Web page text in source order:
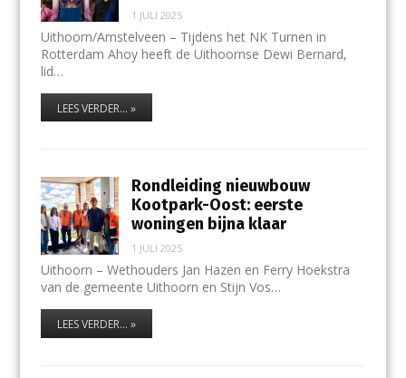
1 JULI 2025
Uithoorn/Amstelveen – Tijdens het NK Turnen in
Rotterdam Ahoy heeft de Uithoornse Dewi Bernard,
lid…
LEES VERDER... »
Rondleiding nieuwbouw
Kootpark-Oost: eerste
woningen bijna klaar
1 JULI 2025
Uithoorn – Wethouders Jan Hazen en Ferry Hoekstra
van de gemeente Uithoorn en Stijn Vos…
LEES VERDER... »